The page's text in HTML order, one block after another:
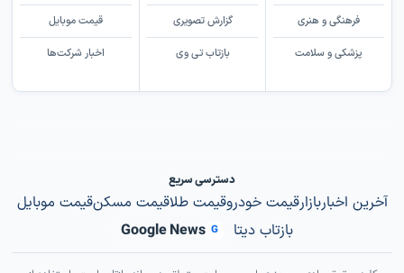
فرهنگی و هنری
پزشکی و سلامت
گزارش تصویری
بازتاب تی وی
قیمت موبایل
اخبار شرکت‌ها
دسترسی سریع
آخرین اخباربازارقیمت خودروقیمت طلاقیمت مسکنقیمت موبایل
بازتاب دیتا
G
Google News